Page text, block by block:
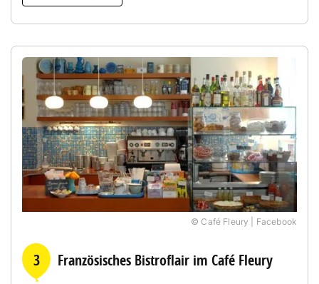
© Café Fleury | Facebook
3 Französisches Bistroflair im Café Fleury